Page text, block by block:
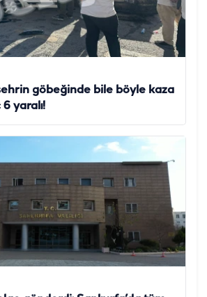
göbeğinde bile böyle kaza
yaralı!